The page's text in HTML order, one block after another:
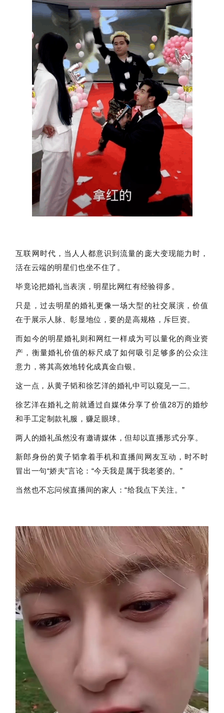
互联网时代，当人人都意识到流量的庞大变现能力时，
活在云端的明星们也坐不住了。
毕竟论把婚礼当表演，明星比网红有经验得多。
只是，过去明星的婚礼更像一场大型的社交展演，价值
在于展示人脉、彰显地位，要的是高规格，斥巨资。
而如今的明星婚礼则和网红一样成为可以量化的商业资
产，衡量婚礼价值的标尺成了如何吸引足够多的公众注
意力，将其高效地转化成真金白银。
这一点，从黄子韬和徐艺洋的婚礼中可以窥见一二。
徐艺洋在婚礼之前就通过自媒体分享了价值28万的婚纱
和手工定制款礼服，赚足眼球。
两人的婚礼虽然没有邀请媒体，但却以直播形式分享。
新郎身份的黄子韬拿着手机和直播间网友互动，时不时
冒出一句“娇夫”言论：“今天我是属于我老婆的。”
当然也不忘问候直播间的家人：“给我点下关注。”